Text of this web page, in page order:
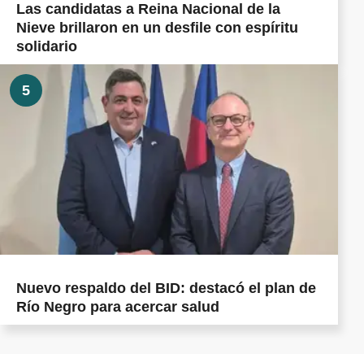
Las candidatas a Reina Nacional de la
Nieve brillaron en un desfile con espíritu
solidario
5
Nuevo respaldo del BID: destacó el plan de
Río Negro para acercar salud